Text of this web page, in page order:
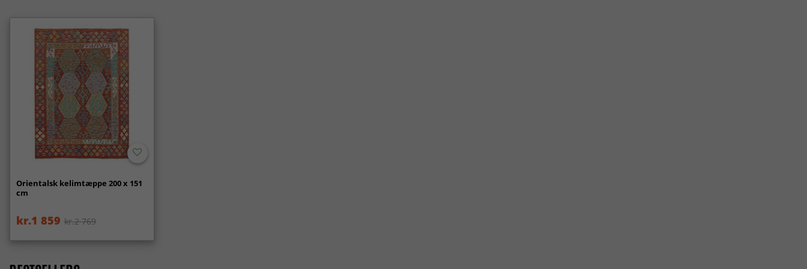
Orientalsk kelimtæppe 200 x 151
cm
kr.1 859 kr.2 769